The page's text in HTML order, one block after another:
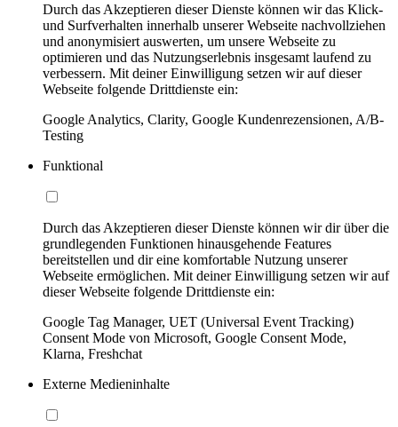
Durch das Akzeptieren dieser Dienste können wir das Klick-
und Surfverhalten innerhalb unserer Webseite nachvollziehen
und anonymisiert auswerten, um unsere Webseite zu
optimieren und das Nutzungserlebnis insgesamt laufend zu
verbessern. Mit deiner Einwilligung setzen wir auf dieser
Webseite folgende Drittdienste ein:
Google Analytics, Clarity, Google Kundenrezensionen, A/B-
Testing
Funktional
Durch das Akzeptieren dieser Dienste können wir dir über die
grundlegenden Funktionen hinausgehende Features
bereitstellen und dir eine komfortable Nutzung unserer
Webseite ermöglichen. Mit deiner Einwilligung setzen wir auf
dieser Webseite folgende Drittdienste ein:
Google Tag Manager, UET (Universal Event Tracking)
Consent Mode von Microsoft, Google Consent Mode,
Klarna, Freshchat
Externe Medieninhalte